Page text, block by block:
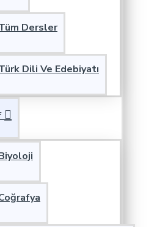
Dersler
Dili Ve Edebiyatı